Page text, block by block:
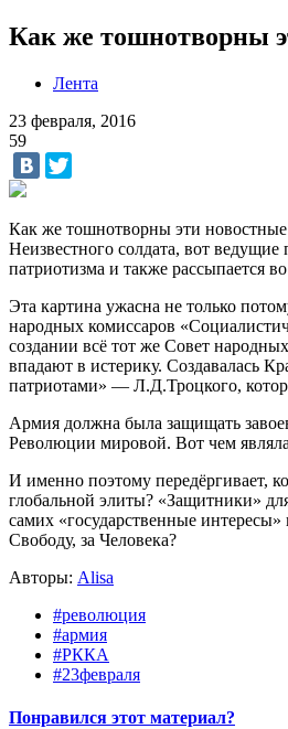
Как же тошнотворны
Лента
23 февраля, 2016
59
Как же тошнотворны эти
Неизвестного солдата, вот
патриотизма и также рассыпается
Эта картина ужасна не только
народных комиссаров
создании всё тот же Совет
впадают в истерику. Создавалась
патриотами» — Л.Д.Троцкого,
Армия должна была защищать
Революции мировой. Вот чем
И именно поэтому передёргивает,
глобальной элиты? «Защитники»
самих «государственные
Свободу, за Человека?
Авторы: Alisa
#революция
#армия
#РККА
#23февраля
Понравился этот материал?